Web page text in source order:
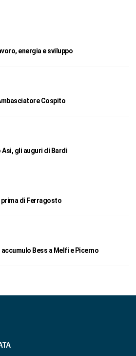
energia e sviluppo
Cospito
gli auguri di Bardi
di Ferragosto
Bess a Melfi e Picerno